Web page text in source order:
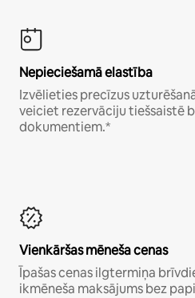
Nepieciešamā elastība
Izvēlieties precīzus
veiciet rezervāciju tiešsaistē
dokumentiem.*
Vienkāršas mēneša cenas
Īpašas cenas ilgtermiņa
ikmēneša maksājums bez